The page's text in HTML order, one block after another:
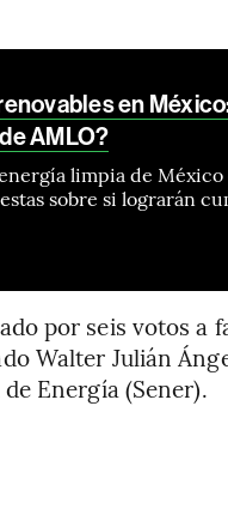
en
AMLO?
limpia de
sobre si lograrán
por seis votos a
Walter Julián
Energía (Sener).